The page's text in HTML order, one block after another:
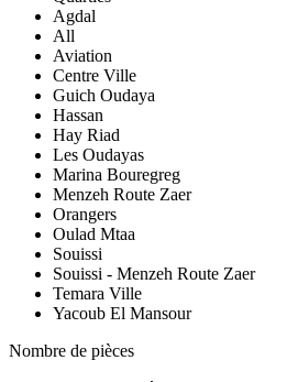
Agdal
All
Aviation
Centre Ville
Guich Oudaya
Hassan
Hay Riad
Les Oudayas
Marina Bouregreg
Menzeh Route Zaer
Orangers
Oulad Mtaa
Souissi
Souissi - Menzeh Route Zaer
Temara Ville
Yacoub El Mansour
Nombre de pièces